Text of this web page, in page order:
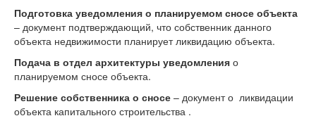
Подготовка уведомления о планируемом сносе объекта
– документ подтверждающий, что собственник данного
объекта недвижимости планирует ликвидацию объекта.
Подача в отдел архитектуры уведомления о
планируемом сносе объекта.
Решение собственника о сносе – документ о ликвидации
объекта капитального строительства .